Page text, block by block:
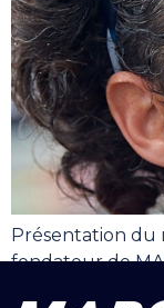
Présentation du
fondateur de